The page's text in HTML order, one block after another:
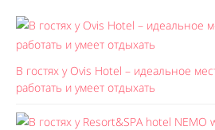
В гостях у Ovis Hotel – идеальное
работать и умеет отдыхать